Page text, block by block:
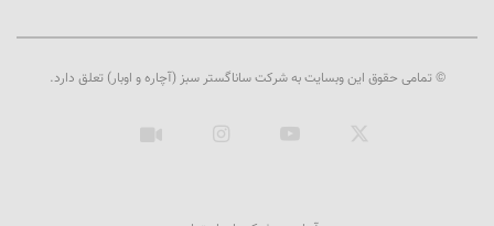
© تمامی حقوق این وبسایت به شرکت ساناگستر سبز (آچاره و اوبار) تعلق دارد.
یوتیوب اینستاگرام